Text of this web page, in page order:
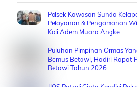
Polsek Kawasan Sunda
Pelayanan & Pengamanan
Kali Adem Muara Angke
Puluhan Pimpinan Ormas
Bamus Betawi, Hadiri Rapat
Betawi Tahun 2026